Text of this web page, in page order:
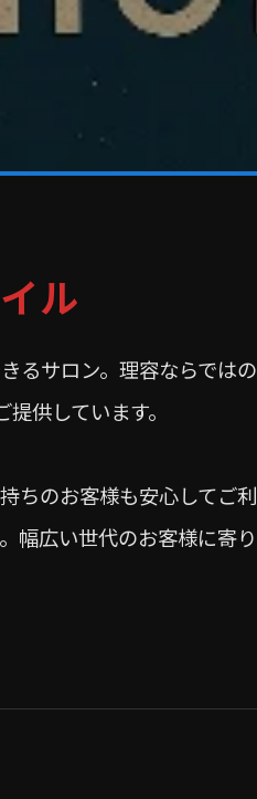
ル
るサロン。理容ならではの
供しています。
ちのお客様も安心してご利
幅広い世代のお客様に寄り